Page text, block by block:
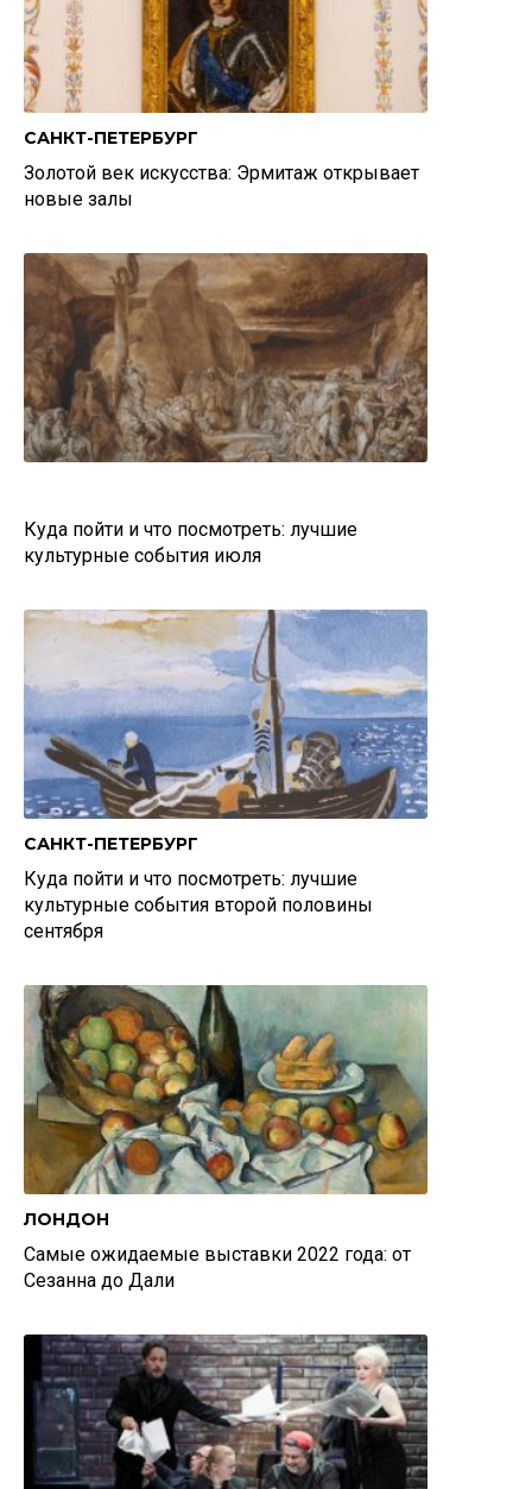
САНКТ-ПЕТЕРБУРГ
Золотой век искусства: Эрмитаж открывает
новые залы
Куда пойти и что посмотреть: лучшие
культурные события июля
САНКТ-ПЕТЕРБУРГ
Куда пойти и что посмотреть: лучшие
культурные события второй половины
сентября
ЛОНДОН
Самые ожидаемые выставки 2022 года: от
Сезанна до Дали